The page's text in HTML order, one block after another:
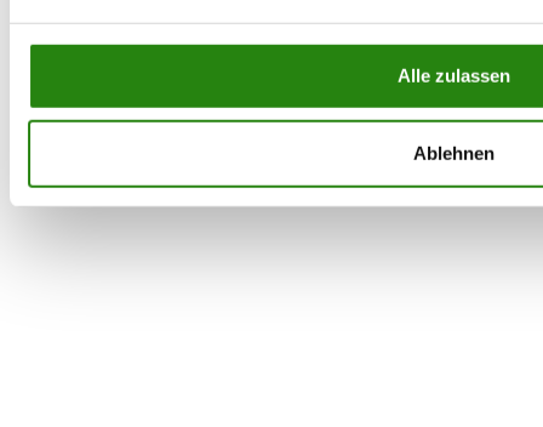
Alle zulassen
Ablehnen